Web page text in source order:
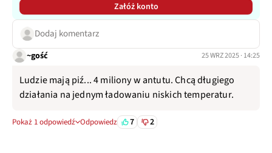
Załóż konto
Dodaj komentarz
~gość 25 WRZ 2025 · 14:25
Ludzie mają piź... 4 miliony w antutu. Chcą długiego
działania na jednym ładowaniu niskich temperatur.
Pokaż 1 odpowiedź Odpowiedz 7 2